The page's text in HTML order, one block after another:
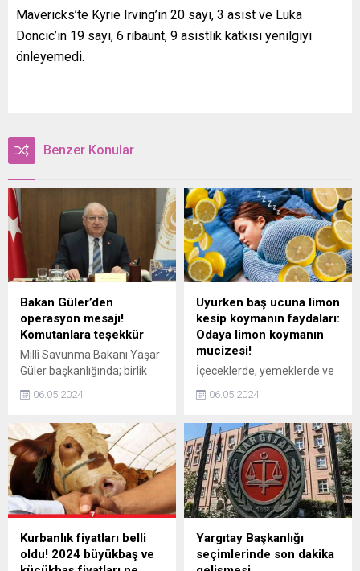
Mavericks’te Kyrie Irving’in 20 sayı, 3 asist ve Luka
Doncic’in 19 sayı, 6 ribaunt, 9 asistlik katkısı yenilgiyi
önleyemedi.
Benzer Konular
Bakan Güler’den
operasyon mesajı!
Komutanlara teşekkür
Millî Savunma Bakanı Yaşar
Güler başkanlığında; birlik
gerçekleştirildi. Bakan Güler,
06.05.2024
Uyurken baş ucuna limon
kesip koymanın faydaları:
Odaya limon koymanın
mucizesi!
İçeceklerde, yemeklerde ve
kullanılan limonun tercih
sınırlı kalmıyor. Yapılan
araştırmalara göre limonun
insan sağlığına pek çok
olumlu etkisi bulunuyor.
Üstelik bu etkileri
görebilmek için limonu
sadece kesmeniz yeterli.
Nasıl mı? İşte, uyurken
başucuna limon koymanın
06.05.2024
Kurbanlık fiyatları belli
oldu! 2024 büyükbaş ve
Yargıtay Başkanlığı
seçimlerinde son dakika